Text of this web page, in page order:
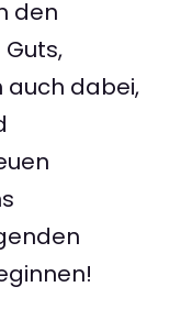
den
auch dabei,